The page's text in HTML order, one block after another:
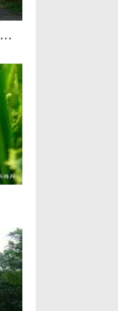
贝净 AC 国际医疗实验室，标准化研发体系全解析